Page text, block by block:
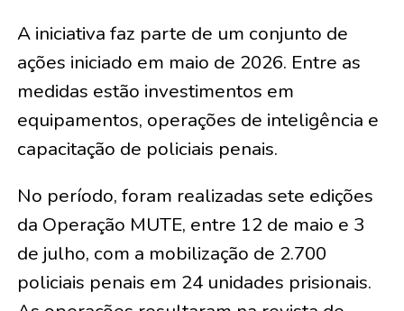
A iniciativa faz parte de um conjunto de
ações iniciado em maio de 2026. Entre as
medidas estão investimentos em
equipamentos, operações de inteligência e
capacitação de policiais penais.
No período, foram realizadas sete edições
da Operação MUTE, entre 12 de maio e 3
de julho, com a mobilização de 2.700
policiais penais em 24 unidades prisionais.